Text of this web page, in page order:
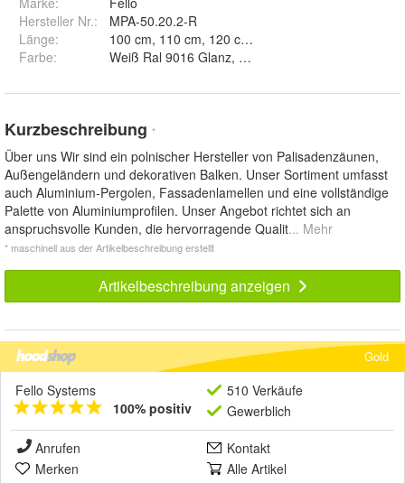
Hersteller Nr.:
MPA-50.20.2-R
Länge:
Farbe: Weiß Ral 9016 Glanz, Weiß Ral 9016 Matt, Weiß
Kurzbeschreibung *
Über uns Wir sind ein polnischer Hersteller von Palisadenzäunen,
Außengeländern und dekorativen Balken. Unser Sortiment umfasst
auch Aluminium-Pergolen, Fassadenlamellen und eine vollständige
Palette von Aluminiumprofilen. Unser Angebot richtet sich an
anspruchsvolle Kunden, die hervorragende Qualit... Mehr
* maschinell aus der Artikelbeschreibung erstellt
Artikelbeschreibung anzeigen
Gold
Fello Systems
100% positiv
510 Verkäufe
Gewerblich
Anrufen
Kontakt
Merken
Alle Artikel